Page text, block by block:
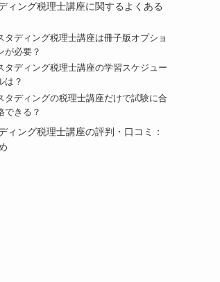
ィング税理士講座に関するよくある
タディング税理士講座は冊子版オプショ
が必要？
タディング税理士講座の学習スケジュー
は？
タディングの税理士講座だけで試験に合
できる？
ィング税理士講座の評判・口コミ：